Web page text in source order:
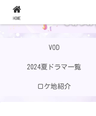
VOD
2024夏ドラマ一覧
ロケ地紹介
HOME